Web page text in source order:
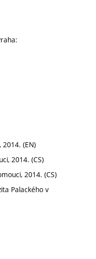
(EN)
2014. (CS)
2014. (CS)
Palackého v